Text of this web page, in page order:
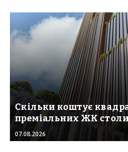
Скільки коштує
преміальних ЖК
07.08.2026